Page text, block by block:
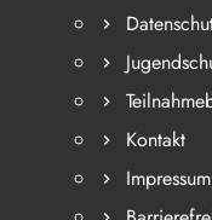
Kontakt
Impressum